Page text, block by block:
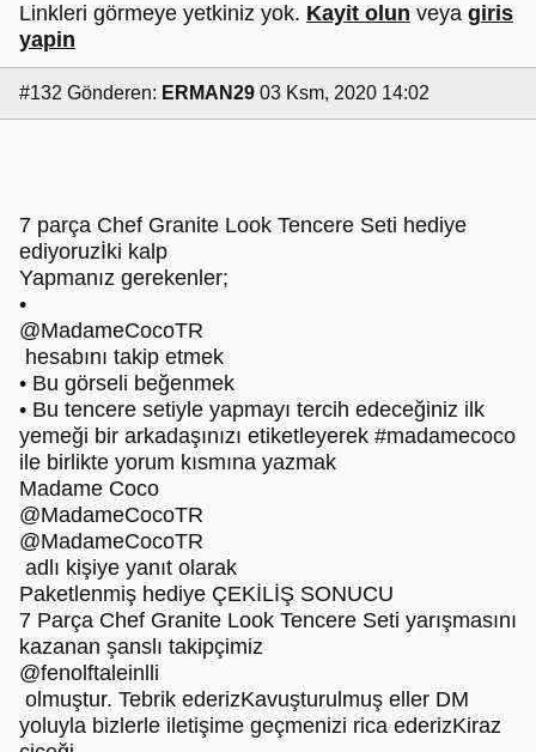
Linkleri görmeye yetkiniz yok. Kayit olun veya giris
yapin
#132 Gönderen: ERMAN29 03 Ksm, 2020 14:02
7 parça Chef Granite Look Tencere Seti hediye
ediyoruzİki kalp
Yapmanız gerekenler;
•
@MadameCocoTR
hesabını takip etmek
• Bu görseli beğenmek
• Bu tencere setiyle yapmayı tercih edeceğiniz ilk
yemeği bir arkadaşınızı etiketleyerek #madamecoco
ile birlikte yorum kısmına yazmak
Madame Coco
@MadameCocoTR
@MadameCocoTR
adlı kişiye yanıt olarak
Paketlenmiş hediye ÇEKİLİŞ SONUCU
7 Parça Chef Granite Look Tencere Seti yarışmasını
kazanan şanslı takipçimiz
@fenolftaleinlli
olmuştur. Tebrik ederizKavuşturulmuş eller DM
yoluyla bizlerle iletişime geçmenizi rica ederizKiraz